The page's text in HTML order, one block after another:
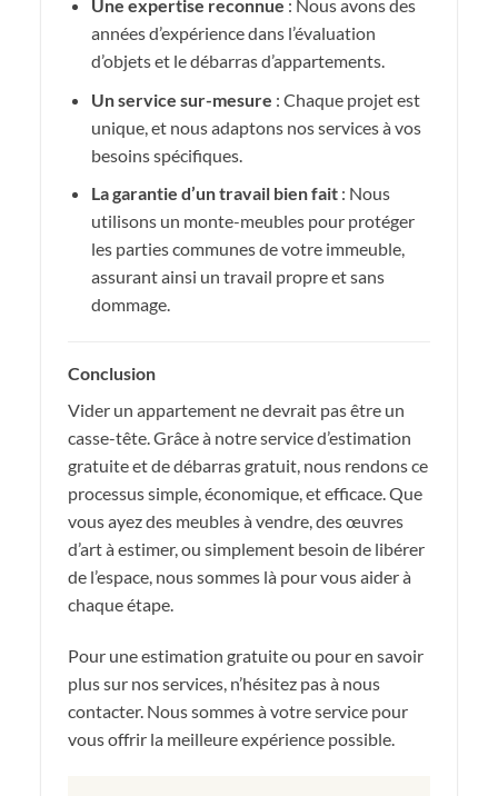
Une expertise reconnue : Nous avons des
années d’expérience dans l’évaluation
d’objets et le débarras d’appartements.
Un service sur-mesure : Chaque projet est
unique, et nous adaptons nos services à vos
besoins spécifiques.
La garantie d’un travail bien fait : Nous
utilisons un monte-meubles pour protéger
les parties communes de votre immeuble,
assurant ainsi un travail propre et sans
dommage.
Conclusion
Vider un appartement ne devrait pas être un
casse-tête. Grâce à notre service d’estimation
gratuite et de débarras gratuit, nous rendons ce
processus simple, économique, et efficace. Que
vous ayez des meubles à vendre, des œuvres
d’art à estimer, ou simplement besoin de libérer
de l’espace, nous sommes là pour vous aider à
chaque étape.
Pour une estimation gratuite ou pour en savoir
plus sur nos services, n’hésitez pas à nous
contacter. Nous sommes à votre service pour
vous offrir la meilleure expérience possible.